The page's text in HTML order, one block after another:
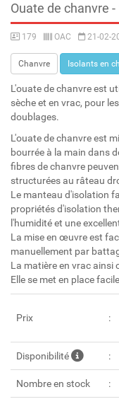
Ouate de chanvre -
179 OAC 21-02-
Chanvre Isolants en
L'ouate de chanvre est
sèche et en vrac, pour
doublages.
L'ouate de chanvre est
bourrée à la main dans
fibres de chanvre
structurées au râteau
Le manteau d'isolation
propriétés d'isolation
l'humidité et une
La mise en œuvre est
manuellement par
La matière en vrac ainsi
Elle se met en place
Prix
Disponibilité
Nombre en stock